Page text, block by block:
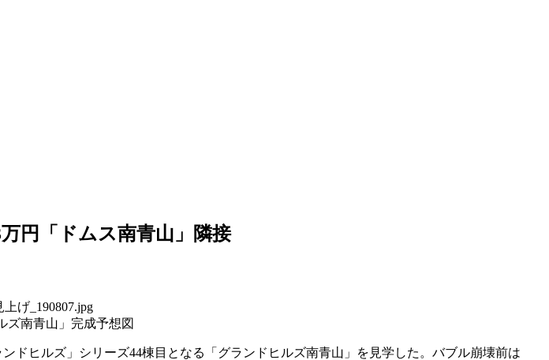
円「ドムス南青山」隣接
ズ南青山」完成予想図
ヒルズ」シリーズ44棟目となる「グランドヒルズ南青山」を見学した。バブル崩壊前は